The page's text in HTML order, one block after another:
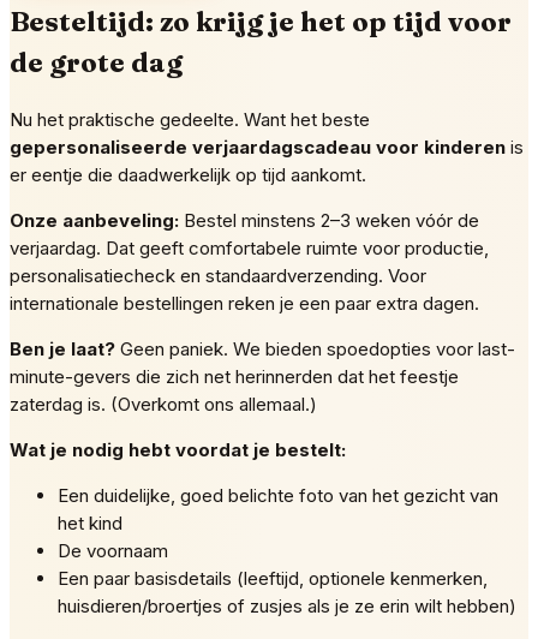
Besteltijd: zo krijg je het op tijd voor
de grote dag
Nu het praktische gedeelte. Want het beste
gepersonaliseerde verjaardagscadeau voor kinderen is
er eentje die daadwerkelijk op tijd aankomt.
Onze aanbeveling: Bestel minstens 2–3 weken vóór de
verjaardag. Dat geeft comfortabele ruimte voor productie,
personalisatiecheck en standaardverzending. Voor
internationale bestellingen reken je een paar extra dagen.
Ben je laat? Geen paniek. We bieden spoedopties voor last-
minute-gevers die zich net herinnerden dat het feestje
zaterdag is. (Overkomt ons allemaal.)
Wat je nodig hebt voordat je bestelt:
Een duidelijke, goed belichte foto van het gezicht van
het kind
De voornaam
Een paar basisdetails (leeftijd, optionele kenmerken,
huisdieren/broertjes of zusjes als je ze erin wilt hebben)